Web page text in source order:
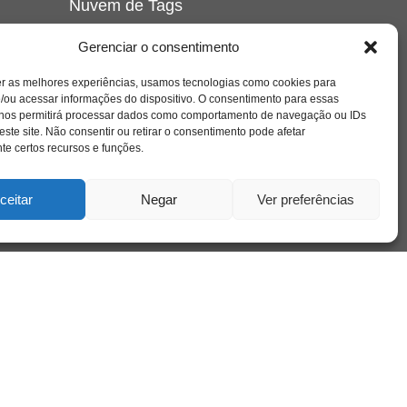
Gerenciar o consentimento
as melhores experiências, usamos tecnologias como cookies para
ou acessar informações do dispositivo. O consentimento para essas
permitirá processar dados como comportamento de navegação ou IDs
site. Não consentir ou retirar o consentimento pode afetar
certos recursos e funções.
Negar Ver preferências
Nuvem de Tags
crianca cuidado cultura depressao
educação família filme
freud infância insight jung liberdade livro
loucura luto maternidade
psicologia relato